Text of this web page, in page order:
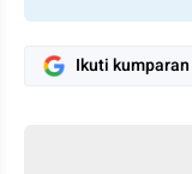
Ikuti